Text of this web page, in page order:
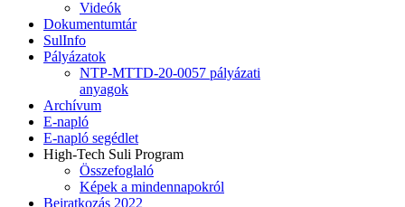
Videók
Dokumentumtár
SulInfo
Pályázatok
NTP-MTTD-20-0057 pályázati
anyagok
Archívum
E-napló
E-napló segédlet
High-Tech Suli Program
Összefoglaló
Képek a mindennapokról
Beiratkozás 2022